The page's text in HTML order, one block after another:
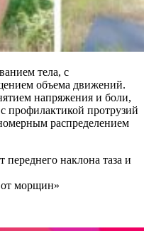
тела, с
объема движений.
напряжения и боли,
профилактикой протрузий
распределением
наклона таза и
морщин»